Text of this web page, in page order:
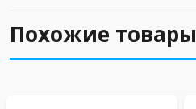
Похожие товары